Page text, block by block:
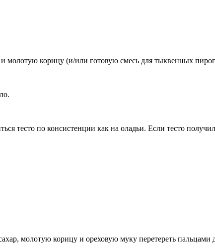
молотую корицу (и/или готовую смесь для тыквенных
тесто по консистенции как на оладьи. Если тесто
молотую корицу и ореховую муку перетереть пальцами